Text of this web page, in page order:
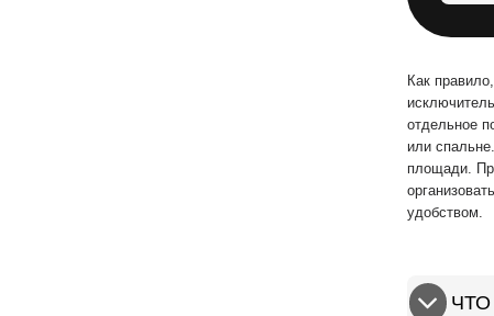
Как
отдельное
или
площади.
удобством.